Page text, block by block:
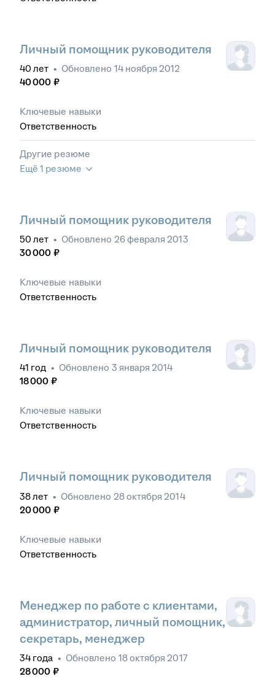
Личный помощник руководителя
40 лет • Обновлено 14 ноября 2012
40 000 ₽
Ключевые навыки
Ответственность
Другие резюме
Ещё 1 резюме
Личный помощник руководителя
50 лет • Обновлено 26 февраля 2013
30 000 ₽
Ключевые навыки
Ответственность
Личный помощник руководителя
41 год • Обновлено 3 января 2014
18 000 ₽
Ключевые навыки
Ответственность
Личный помощник руководителя
38лет • Обновлено 28 октября 2014
20 000 ₽
Ключевые навыки
Ответственность
Менеджер по работе с клиентами,
администратор, личный помощник,
секретарь, менеджер
34 года • Обновлено 18 октября 2017
28 000 ₽